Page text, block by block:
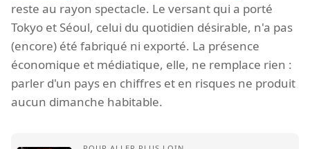
reste au rayon spectacle. Le versant qui a porté
Tokyo et Séoul, celui du quotidien désirable, n'a pas
(encore) été fabriqué ni exporté. La présence
économique et médiatique, elle, ne remplace rien :
parler d'un pays en chiffres et en risques ne produit
aucun dimanche habitable.